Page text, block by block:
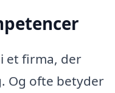
et firma, der
Og ofte betyder